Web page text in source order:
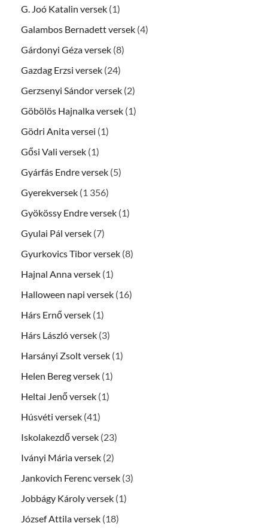
G. Joó Katalin versek (1)
Galambos Bernadett versek (4)
Gárdonyi Géza versek (8)
Gazdag Erzsi versek (24)
Gerzsenyi Sándor versek (2)
Göbölös Hajnalka versek (1)
Gödri Anita versei (1)
Gősi Vali versek (1)
Gyárfás Endre versek (5)
Gyerekversek (1 356)
Gyökössy Endre versek (1)
Gyulai Pál versek (7)
Gyurkovics Tibor versek (8)
Hajnal Anna versek (1)
Halloween napi versek (16)
Hárs Ernő versek (1)
Hárs László versek (3)
Harsányi Zsolt versek (1)
Helen Bereg versek (1)
Heltai Jenő versek (1)
Húsvéti versek (41)
Iskolakezdő versek (23)
Iványi Mária versek (2)
Jankovich Ferenc versek (3)
Jobbágy Károly versek (1)
József Attila versek (18)